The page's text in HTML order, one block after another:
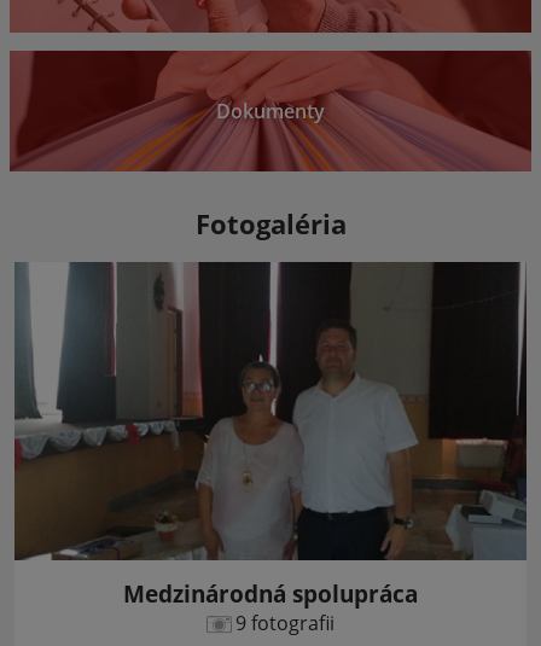
Dokumenty
Fotogaléria
Medzinárodná spolupráca
9 fotografii